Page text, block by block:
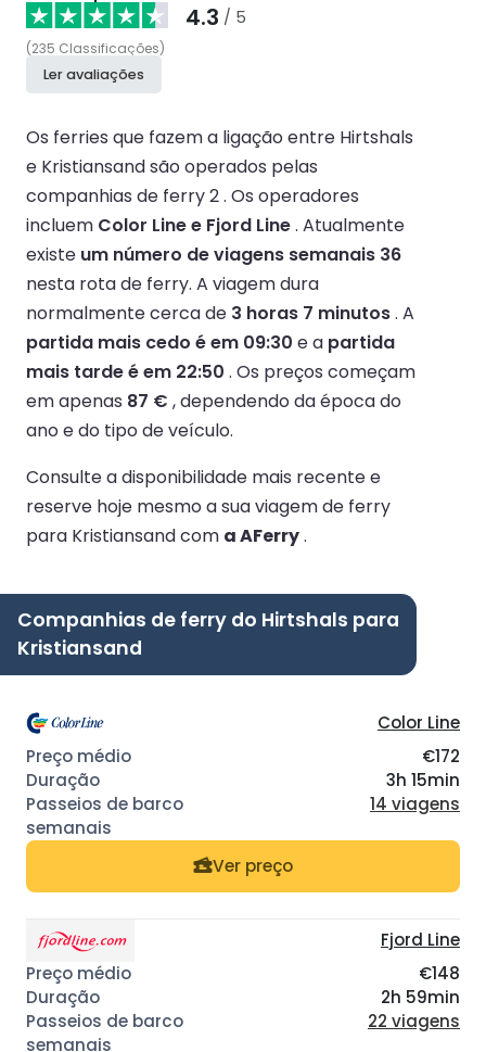
4.3 / 5
(235 Classificações)
Ler avaliações
Os ferries que fazem a ligação entre Hirtshals
e Kristiansand são operados pelas
companhias de ferry 2 . Os operadores
incluem Color Line e Fjord Line. Atualmente
existe um número de viagens semanais 36
nesta rota de ferry. A viagem dura
normalmente cerca de 3 horas 7 minutos. A
partida mais cedo é em 09:30 e a partida
mais tarde é em 22:50 . Os preços começam
em apenas 87 € , dependendo da época do
ano e do tipo de veículo.
Consulte a disponibilidade mais recente e
reserve hoje mesmo a sua viagem de ferry
para Kristiansand com a AFerry.
Companhias de ferry do Hirtshals para
Kristiansand
Color Line
€172
3h 15min
14 viagens
Ver preço
Fjord Line
€148
2h 59min
22 viagens